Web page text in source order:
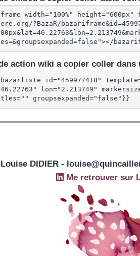
width="100%"
?BazaR/
action wiki a copier coller dans
id="459977418"
lon="2.213749"
groupsexpanded="false"}}
Louise DIDIER -
Me retrouver sur